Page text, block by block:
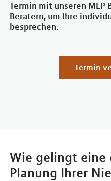
Termin mit unseren MLP
Beratern, um Ihre
besprechen.
Termin
Wie gelingt eine
Planung Ihrer